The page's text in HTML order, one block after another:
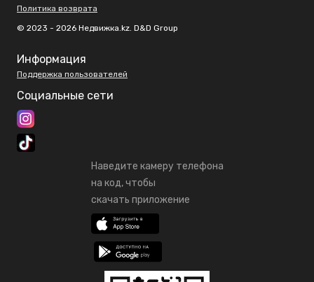
Политика возврата
© 2023 - 2026 Недвижка.kz. D&D Group
Информация
Поддержка пользователей
Социальные сети
Наведите камеру телефона
на код, чтобы
скачать приложение